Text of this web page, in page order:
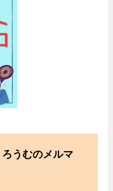
うむのメルマ